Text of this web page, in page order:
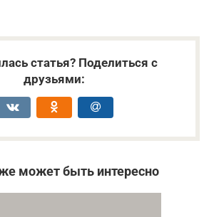
статья? Поделиться с
друзьями:
может быть интересно